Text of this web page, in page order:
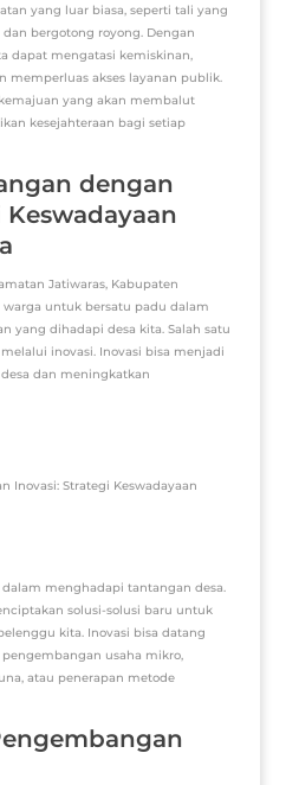
yang luar biasa, seperti tali yang
bergotong royong. Dengan
dapat mengatasi kemiskinan,
memperluas akses layanan publik.
yang akan membalut
kesejahteraan bagi setiap
dengan
Jatiwaras, Kabupaten
untuk bersatu padu dalam
yang dihadapi desa kita. Salah satu
inovasi. Inovasi bisa menjadi
dan meningkatkan
menghadapi tantangan desa.
solusi-solusi baru untuk
kita. Inovasi bisa datang
usaha mikro,
atau penerapan metode